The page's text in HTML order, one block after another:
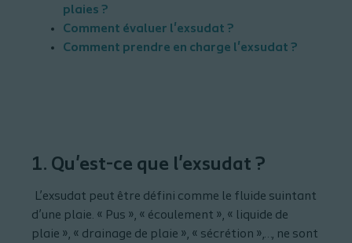
plaies ?
Comment évaluer l'exsudat ?
Comment prendre en charge l'exsudat ?
1. Qu'est-ce que l'exsudat ?
L’exsudat peut être défini comme le fluide suintant
d’une plaie. « Pus », « écoulement », « liquide de
plaie », « drainage de plaie », « sécrétion »,…, ne sont